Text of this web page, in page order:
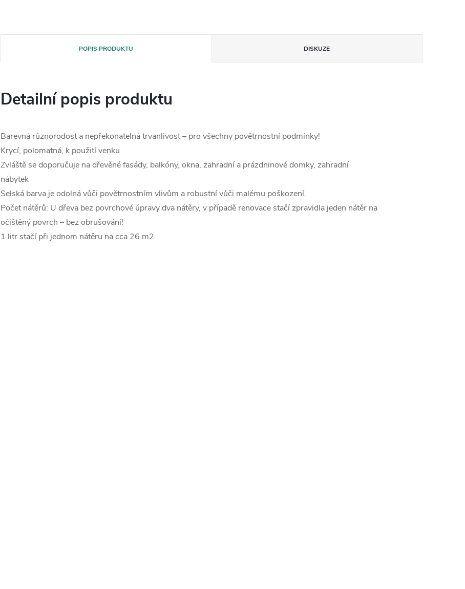
POPIS PRODUKTU DISKUZE
Detailní popis produktu
Barevná různorodost a nepřekonatelná trvanlivost – pro všechny povětrnostní podmínky!
Krycí, polomatná, k použití venku
Zvláště se doporučuje na dřevěné fasády, balkóny, okna, zahradní a prázdninové domky, zahradní
nábytek
Selská barva je odolná vůči povětrnostním vlivům a robustní vůči malému poškození.
Počet nátěrů: U dřeva bez povrchové úpravy dva nátěry, v případě renovace stačí zpravidla jeden nátěr na
očištěný povrch – bez obrušování!
1 litr stačí při jednom nátěru na cca 26 m2